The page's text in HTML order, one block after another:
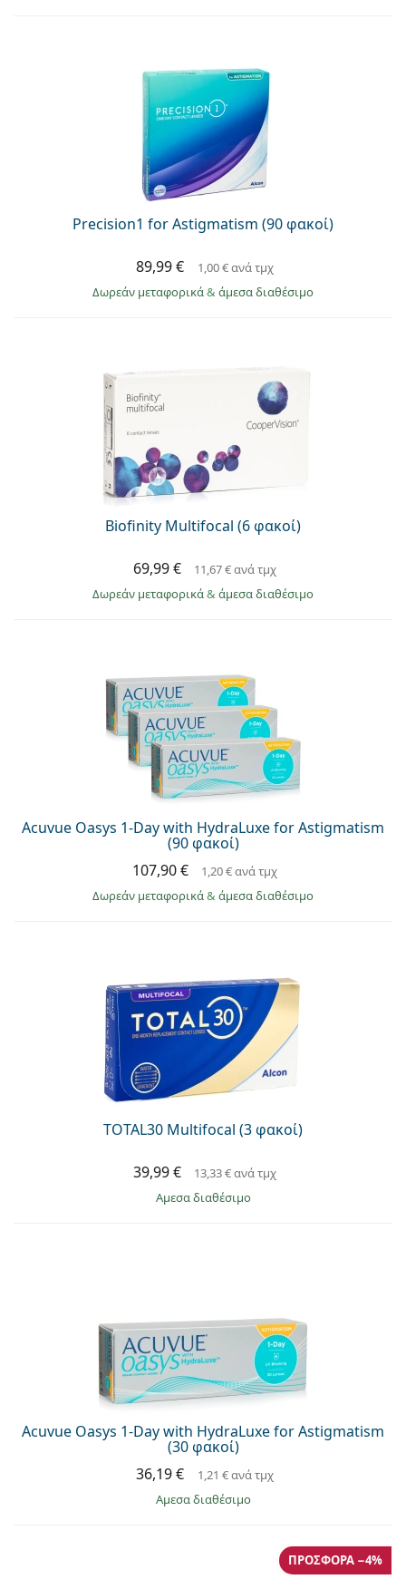
Precision1 for Astigmatism (90 φακοί)
89,99 € 1,00 €ανά τμχ
Δωρεάν μεταφορικά & άμεσα διαθέσιμο
Biofinity Multifocal (6 φακοί)
69,99 € 11,67 €ανά τμχ
Δωρεάν μεταφορικά & άμεσα διαθέσιμο
Acuvue Oasys 1-Day with HydraLuxe for Astigmatism
(90 φακοί)
107,90 €
1,20 €ανά τμχ
Δωρεάν μεταφορικά & άμεσα διαθέσιμο
TOTAL30 Multifocal (3 φακοί)
39,99 € 13,33 €ανά τμχ
άμεσα διαθέσιμο
Acuvue Oasys 1-Day with HydraLuxe for Astigmatism
(30 φακοί)
36,19 €
1,21 €ανά τμχ
άμεσα διαθέσιμο
ΠΡΟΣΦΟΡΆ −4%